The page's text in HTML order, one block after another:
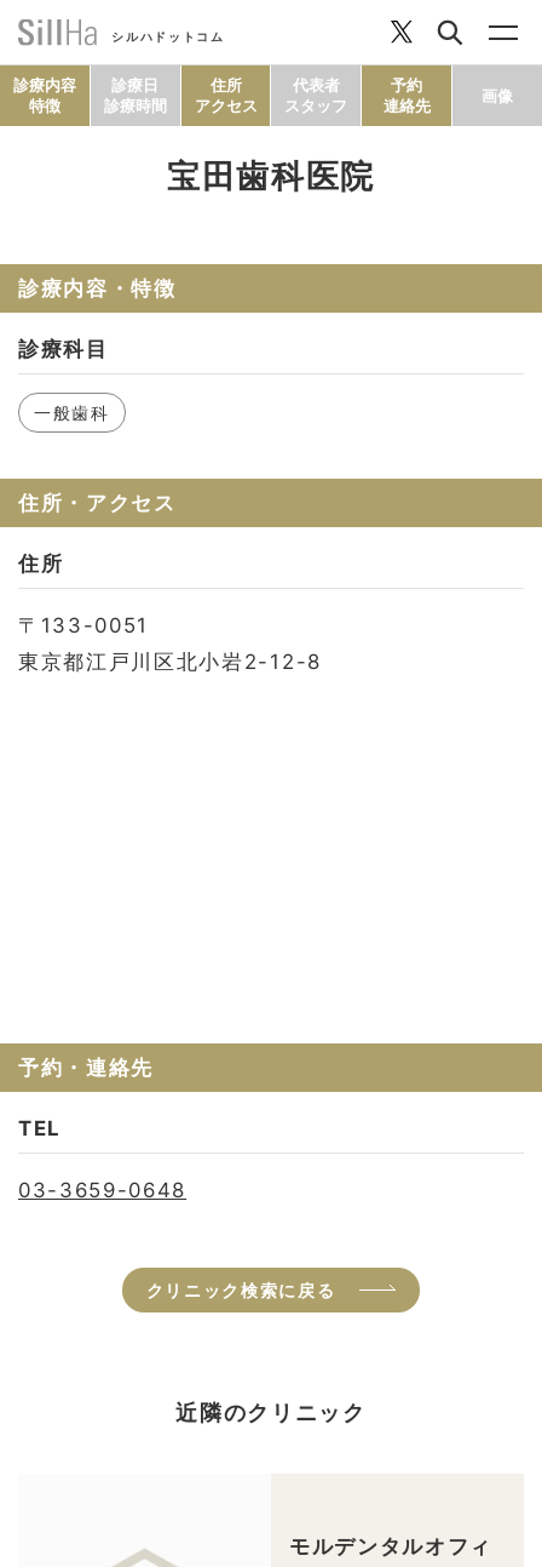
シルハドットコム
診療内容
特徴
診療日
診療時間
住所
アクセス
代表者
スタッフ
予約
連絡先
画像
宝田歯科医院
診療内容・特徴
診療科目
一般歯科
住所・アクセス
住所
〒133-0051
東京都江戸川区北小岩2-12-8
予約・連絡先
TEL
03-3659-0648
クリニック検索に戻る
近隣のクリニック
モルデンタルオフィ